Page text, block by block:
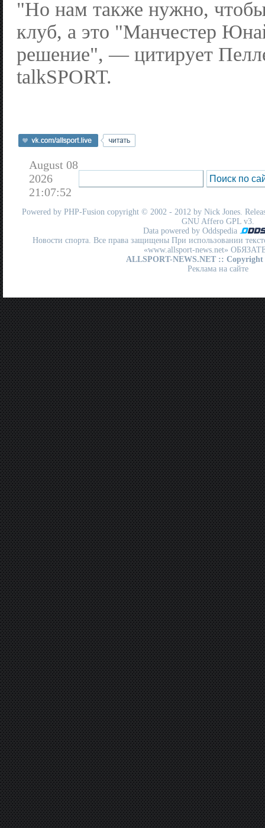
"Но нам также нужно,
клуб, а это "Манчестер
решение", — цитирует
talkSPORT.
August 08
2026
21:07:52
Powered by PHP-Fusion copyright © 2002 - 2012 by Nick Jones.
GNU Affero GPL v3.
Data powered by Oddspedia
Новости спорта. Все права защищены При использовании
«www.allsport-news.net»
ALLSPORT-NEWS.NET :: Copyright
Реклама на сайте